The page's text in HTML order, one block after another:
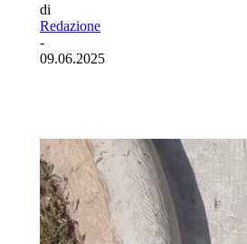
di
Redazione
-
09.06.2025